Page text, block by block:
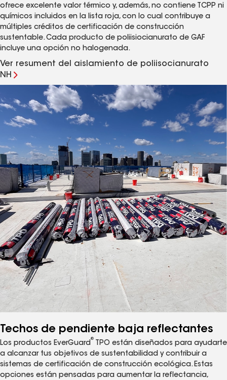
ofrece excelente valor térmico y, además, no contiene TCPP ni
químicos incluidos en la lista roja, con lo cual contribuye a
múltiples créditos de certificación de construcción
sustentable. Cada producto de poliisiocianurato de GAF
incluye una opción no halogenada.
Ver resument del aislamiento de poliisocianurato
NH
Techos de pendiente baja reflectantes
Los productos EverGuard
®
TPO están diseñados para ayudarte
a alcanzar tus objetivos de sustentabilidad y contribuir a
sistemas de certificación de construcción ecológica. Estas
opciones están pensadas para aumentar la reflectancia,